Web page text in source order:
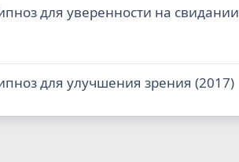
для уверенности на свидании
для улучшения зрения (2017)